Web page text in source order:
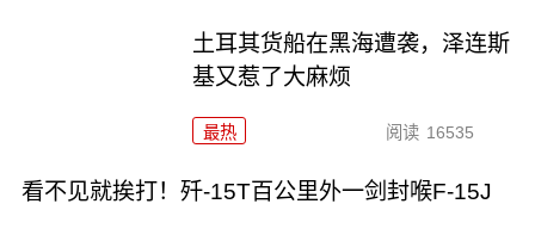
土耳其货船在黑海遭袭，泽连斯
基又惹了大麻烦
最热 阅读 16535
看不见就挨打！歼-15T百公里外一剑封喉F-15J